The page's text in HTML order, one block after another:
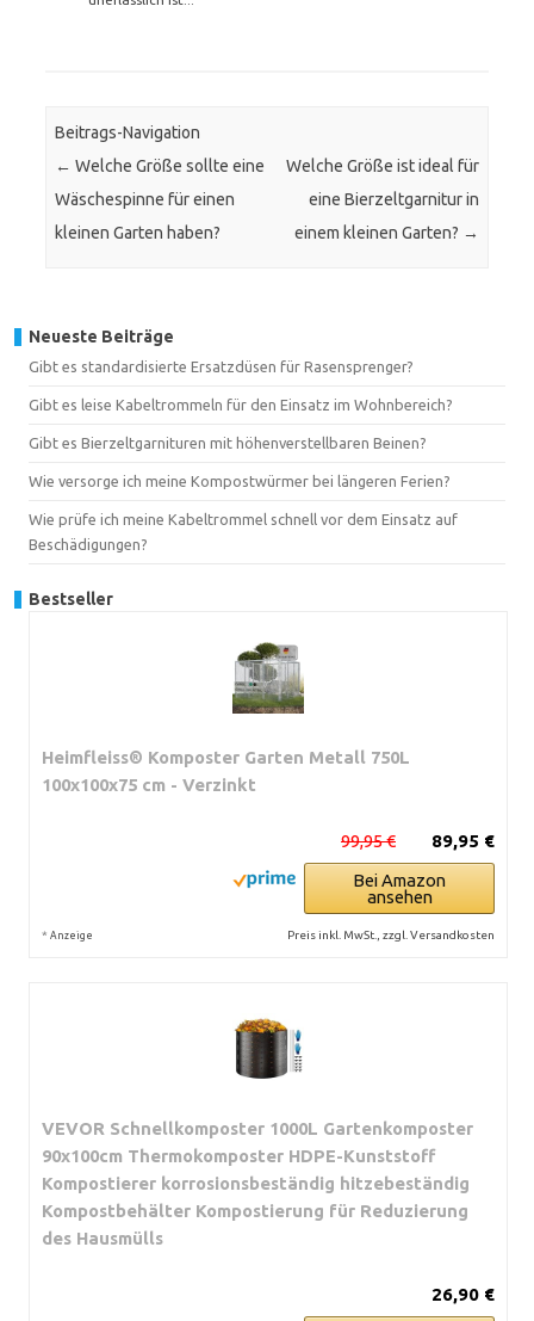
Beitrags-Navigation
← Welche Größe sollte eine
Wäschespinne für einen
kleinen Garten haben?
Welche Größe ist ideal für
eine Bierzeltgarnitur in
einem kleinen Garten? →
Neueste Beiträge
Gibt es standardisierte Ersatzdüsen für Rasensprenger?
Gibt es leise Kabeltrommeln für den Einsatz im Wohnbereich?
Gibt es Bierzeltgarnituren mit höhenverstellbaren Beinen?
Wie versorge ich meine Kompostwürmer bei längeren Ferien?
Wie prüfe ich meine Kabeltrommel schnell vor dem Einsatz auf
Beschädigungen?
Bestseller
Heimfleiss® Komposter Garten Metall 750L
100x100x75 cm - Verzinkt
89,95 €
99,95 €
Bei Amazon
ansehen
* Anzeige Preis inkl. MwSt., zzgl. Versandkosten
VEVOR Schnellkomposter 1000L Gartenkomposter
90x100cm Thermokomposter HDPE-Kunststoff
Kompostierer korrosionsbeständig hitzebeständig
Kompostbehälter Kompostierung für Reduzierung
des Hausmülls
26,90 €